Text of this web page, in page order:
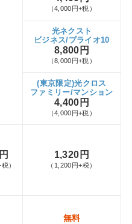
（4,000円+税）
光ネクスト
ビジネス/プライオ10
8,800円
（8,000円+税）
(東京限定)光クロス
ファミリー/マンション
4,400円
（4,000円+税）
）
1,320円
（1,200円+税）
無料